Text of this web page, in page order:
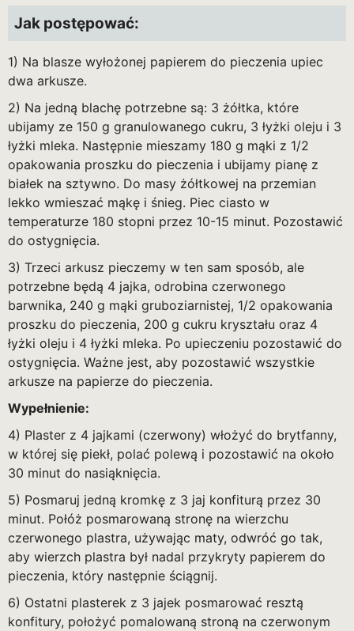
Jak postępować:
1) Na blasze wyłożonej papierem do pieczenia upiec
dwa arkusze.
2) Na jedną blachę potrzebne są: 3 żółtka, które
ubijamy ze 150 g granulowanego cukru, 3 łyżki oleju i 3
łyżki mleka. Następnie mieszamy 180 g mąki z 1/2
opakowania proszku do pieczenia i ubijamy pianę z
białek na sztywno. Do masy żółtkowej na przemian
lekko wmieszać mąkę i śnieg. Piec ciasto w
temperaturze 180 stopni przez 10-15 minut. Pozostawić
do ostygnięcia.
3) Trzeci arkusz pieczemy w ten sam sposób, ale
potrzebne będą 4 jajka, odrobina czerwonego
barwnika, 240 g mąki gruboziarnistej, 1/2 opakowania
proszku do pieczenia, 200 g cukru kryształu oraz 4
łyżki oleju i 4 łyżki mleka. Po upieczeniu pozostawić do
ostygnięcia. Ważne jest, aby pozostawić wszystkie
arkusze na papierze do pieczenia.
Wypełnienie:
4) Plaster z 4 jajkami (czerwony) włożyć do brytfanny,
w której się piekł, polać polewą i pozostawić na około
30 minut do nasiąknięcia.
5) Posmaruj jedną kromkę z 3 jaj konfiturą przez 30
minut. Połóż posmarowaną stronę na wierzchu
czerwonego plastra, używając maty, odwróć go tak,
aby wierzch plastra był nadal przykryty papierem do
pieczenia, który następnie ściągnij.
6) Ostatni plasterek z 3 jajek posmarować resztą
konfitury, położyć pomalowaną stroną na czerwonym